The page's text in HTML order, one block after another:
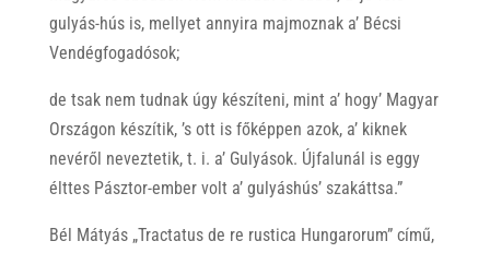
gulyás-hús is, mellyet annyira majmoznak a’ Bécsi
Vendégfogadósok;
de tsak nem tudnak úgy készíteni, mint a’ hogy’ Magyar
Országon készítik, ’s ott is főképpen azok, a’ kiknek
nevéről neveztetik, t. i. a’ Gulyások. Újfalunál is eggy
élttes Pásztor-ember volt a’ gulyáshús’ szakáttsa.”
Bél Mátyás „Tractatus de re rustica Hungarorum” című,